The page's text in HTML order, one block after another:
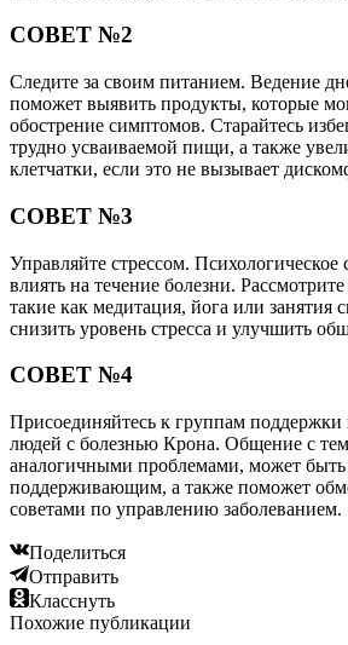
СОВЕТ №2
Следите за своим питанием. Ведение
поможет выявить продукты, которые
обострение симптомов. Старайтесь
трудно усваиваемой пищи, а также
клетчатки, если это не вызывает
СОВЕТ №3
Управляйте стрессом. Психологическое
влиять на течение болезни.
такие как медитация, йога или занятия
снизить уровень стресса и улучшить
СОВЕТ №4
Присоединяйтесь к группам
людей с болезнью Крона. Общение с
аналогичными проблемами, может
поддерживающим, а также поможет
советами по управлению заболеванием.
Поделиться
Отправить
Класснуть
Похожие публикации